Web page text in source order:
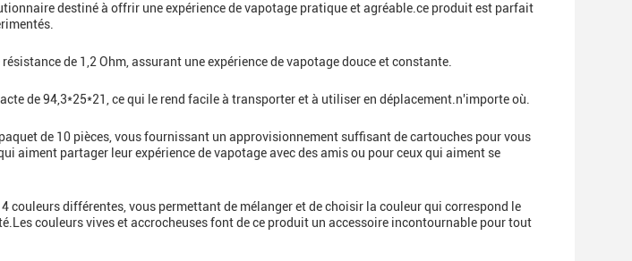
destiné à offrir une expérience de vapotage pratique et agréable.ce produit est parfait
résistance de 1,2 Ohm, assurant une expérience de vapotage douce et constante.
de 94,3*25*21, ce qui le rend facile à transporter et à utiliser en déplacement.n'importe où.
de 10 pièces, vous fournissant un approvisionnement suffisant de cartouches pour vous
aiment partager leur expérience de vapotage avec des amis ou pour ceux qui aiment se
4 couleurs différentes, vous permettant de mélanger et de choisir la couleur qui correspond le
couleurs vives et accrocheuses font de ce produit un accessoire incontournable pour tout